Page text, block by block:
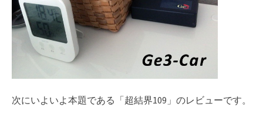
次にいよいよ本題である「超結界109」のレビューです。